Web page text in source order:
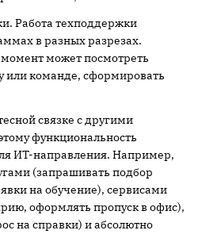
Работа техподдержки
в разных разрезах.
может посмотреть
или команде, сформировать
связке с другими
функциональность
ИТ-направления. Например,
(запрашивать подбор
на обучение), сервисами
оформлять пропуск в офис),
на справки) и абсолютно